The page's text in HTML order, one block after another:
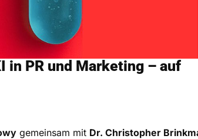
in PR und Marketing – auf
gemeinsam mit Dr. Christopher